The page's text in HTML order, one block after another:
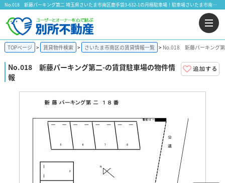
No.018 新藤パーキング第二 埼玉県さいたま市南区鹿手袋3-632-1の月極駐車場！駐車場さいたま市南区鹿手袋｜株式会社 別所不動産
TOPページ 賃貸物件検索 さいたま市南区の賃貸情報一覧 No.018 新藤パーキング
No.018 新藤パーキング第二-の賃貸駐車場の物件情
報